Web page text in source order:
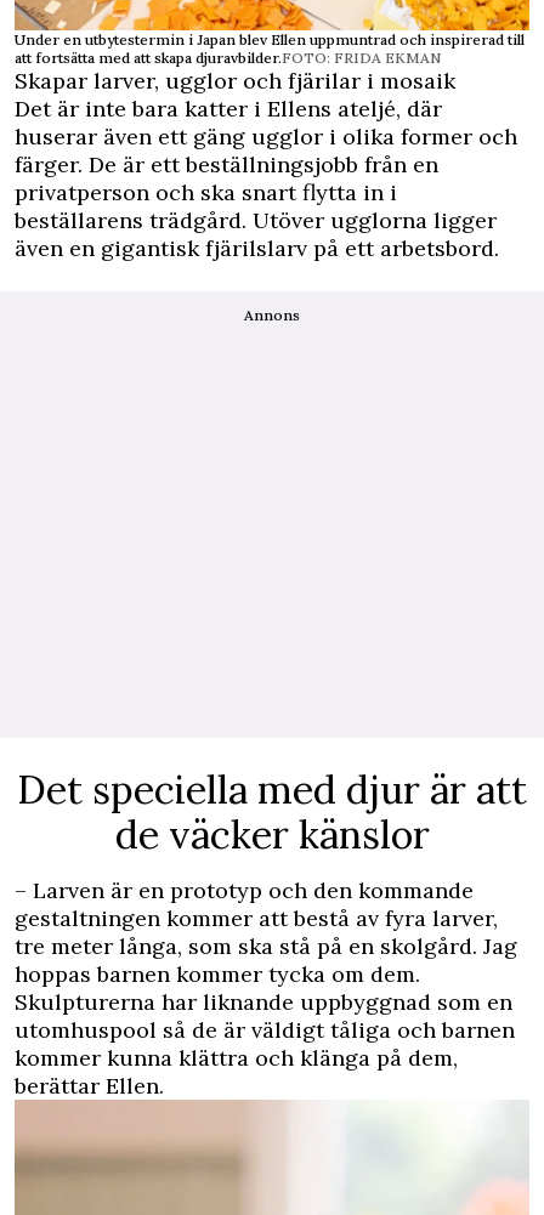
Under en utbytestermin i Japan blev Ellen uppmuntrad och inspirerad till
att fortsätta med att skapa djuravbilder.FOTO: FRIDA EKMAN
Skapar larver, ugglor och fjärilar i mosaik
Det är inte bara katter i Ellens ateljé, där
huserar även ett gäng ugglor i olika former och
färger. De är ett beställningsjobb från en
privatperson och ska snart flytta in i
beställarens trädgård. Utöver ugglorna ligger
även en gigantisk fjärilslarv på ett arbetsbord.
Annons
Det speciella med djur är att
de väcker känslor
– Larven är en prototyp och den kommande
gestaltningen kommer att bestå av fyra larver,
tre meter långa, som ska stå på en skolgård. Jag
hoppas barnen kommer tycka om dem.
Skulpturerna har liknande uppbyggnad som en
utomhuspool så de är väldigt tåliga och barnen
kommer kunna klättra och klänga på dem,
berättar Ellen.